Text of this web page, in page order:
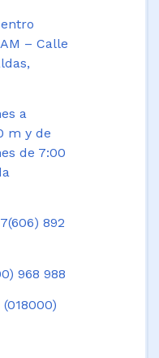
– Calle
a
m y de
de 7:00
892
968 988
(018000)